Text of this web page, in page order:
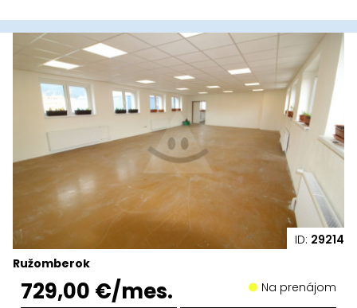
ID: 29214
Ružomberok
729,00 €/mes. Na prenájom